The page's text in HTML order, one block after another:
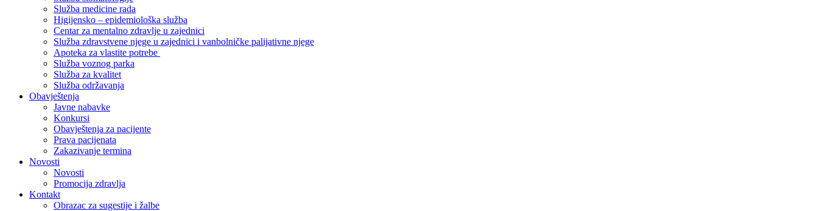
Služba medicine rada
Higijensko – epidemiološka služba
Centar za mentalno zdravlje u zajednici
Služba zdravstvene njege u zajednici i vanbolničke palijativne njege
Apoteka za vlastite potrebe
Služba voznog parka
Služba za kvalitet
Služba održavanja
Obavještenja
Javne nabavke
Konkursi
Obavještenja za pacijente
Prava pacijenata
Zakazivanje termina
Novosti
Novosti
Promocija zdravlja
Kontakt
Obrazac za sugestije i žalbe